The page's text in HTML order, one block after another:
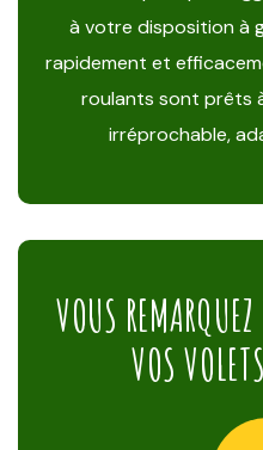
à votre disposition à
rapidement et
roulants sont prêts
irréprochable,
VOUS
VOS